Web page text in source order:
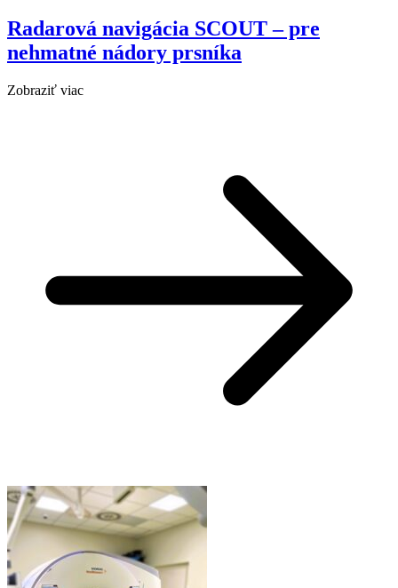
Radarová navigácia SCOUT – pre
nehmatné nádory prsníka
Zobraziť viac